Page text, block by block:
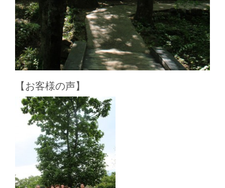
【お客様の声】